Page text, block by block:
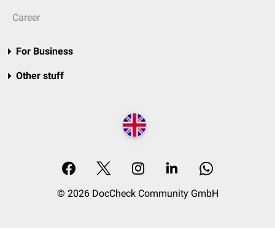
Career
For Business
Other stuff
© 2026 DocCheck Community GmbH